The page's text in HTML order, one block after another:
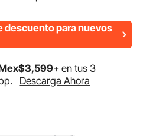
descuento para nuevos
3,599+ en tus 3
Descarga Ahora